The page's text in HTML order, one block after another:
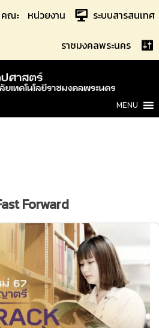
คณะ หน่วยงาน ระบบสารสนเทศ
ราชมงคลพระนคร
MENU
Forward